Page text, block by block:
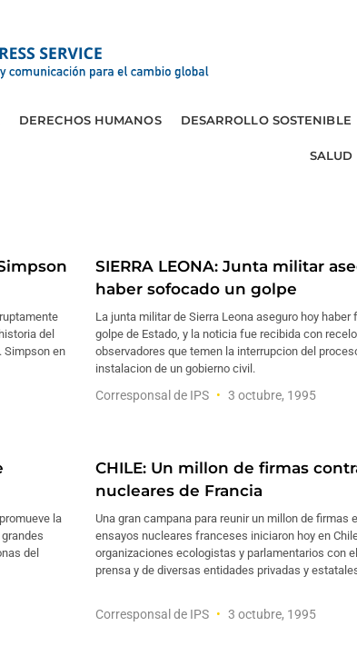
DERECHOS HUMANOS DESARROLLO SOSTENIBLE
SALUD
del
Simpson en
SIERRA LEONA: Junta militar
haber sofocado un golpe
La junta militar de Sierra Leona aseguro hoy haber
golpe de Estado, y la noticia fue recibida con
observadores que temen la interrupcion del
instalacion de un gobierno civil.
Corresponsal de IPS 3 octubre, 1995
la
del
CHILE: Un millon de firmas
nucleares de Francia
Una gran campana para reunir un millon de firmas
ensayos nucleares franceses iniciaron hoy en
organizaciones ecologistas y parlamentarios con
prensa y de diversas entidades privadas y
Corresponsal de IPS 3 octubre, 1995